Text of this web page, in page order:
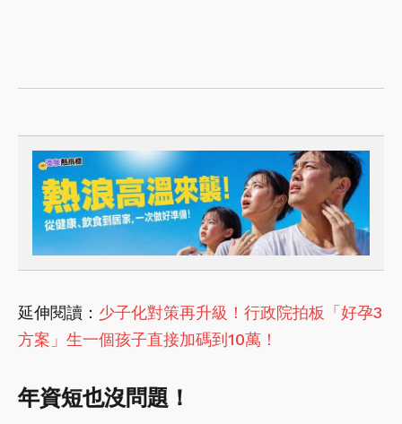
延伸閱讀： 少子化對策再升級！行政院拍板「好孕3
方案」生一個孩子直接加碼到10萬！
年資短也沒問題！